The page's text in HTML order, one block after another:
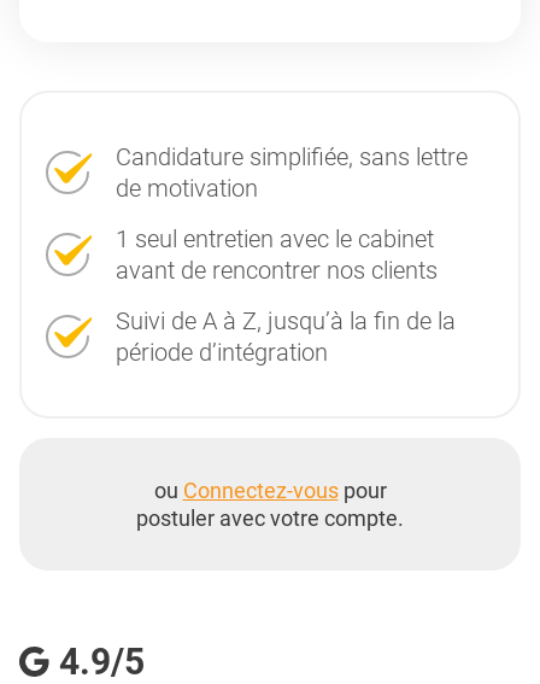
Candidature simplifiée, sans lettre
de motivation
1 seul entretien avec le cabinet
avant de rencontrer nos clients
Suivi de A à Z, jusqu’à la fin de la
période d’intégration
ou Connectez-vouspour
postuler avec votre compte.
4.9/5